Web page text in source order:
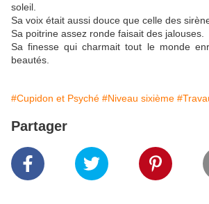
soleil.
Sa voix était aussi douce que celle des
Sa poitrine assez ronde faisait des jalouses.
Sa finesse qui charmait tout le monde
beautés.
#Cupidon et Psyché #Niveau sixième
Partager